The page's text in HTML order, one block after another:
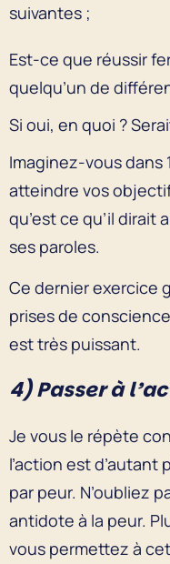
suivantes ;
Est-ce que réussir
quelqu’un de
Si oui, en quoi ?
Imaginez-vous dans
atteindre vos
qu’est ce qu’il dirait
ses paroles.
Ce dernier exercice
prises de
est très puissant.
4) Passer à
Je vous le répète
l’action est d’autant
par peur. N’oubliez
antidote à la peur.
vous permettez à